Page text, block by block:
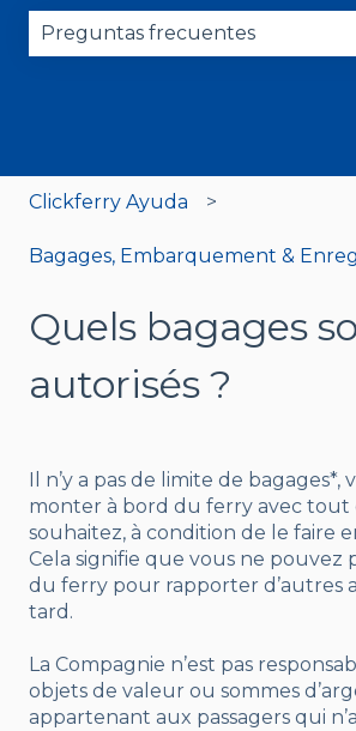
Clickferry Ayuda
Bagages, Embarquement &
Quels bagages
autorisés ?
Il n’y a pas de limite de bagages*,
monter à bord du ferry avec tout
souhaitez, à condition de le faire
Cela signifie que vous ne pouvez
du ferry pour rapporter d’autres
tard.
La Compagnie n’est pas
objets de valeur ou sommes
appartenant aux passagers qui